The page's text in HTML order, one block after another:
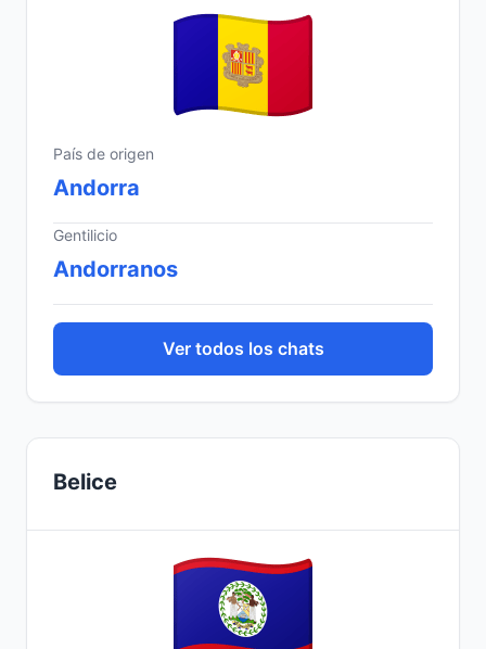
País de origen
Andorra
Gentilicio
Andorranos
Ver todos los chats
Belice